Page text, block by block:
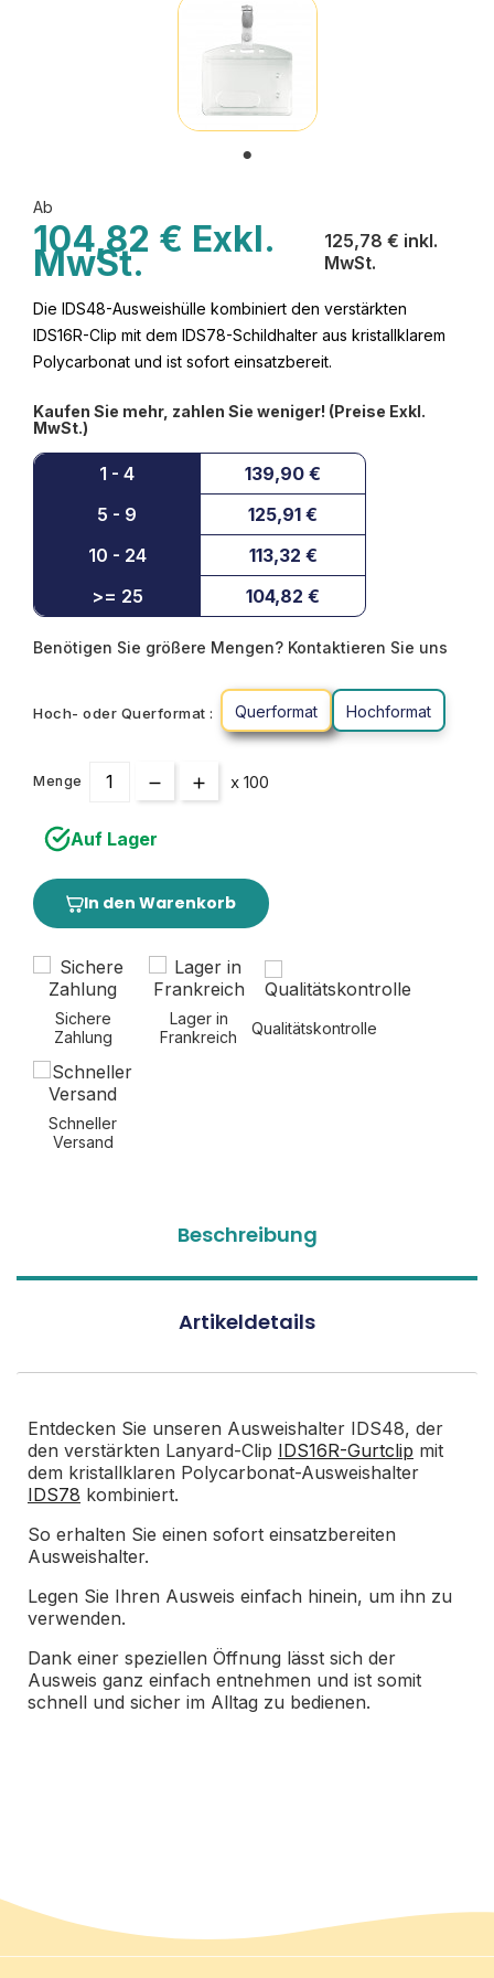
Ab
104,82 € Exkl.
MwSt.
125,78 € inkl.
MwSt.
Die IDS48-Ausweishülle kombiniert den verstärkten
IDS16R-Clip mit dem IDS78-Schildhalter aus kristallklarem
Polycarbonat und ist sofort einsatzbereit.
Kaufen Sie mehr, zahlen Sie weniger! (Preise Exkl.
MwSt.)
1 - 4
139,90 €
5 - 9
125,91 €
10 - 24
113,32 €
>= 25
104,82 €
Benötigen Sie größere Mengen? Kontaktieren Sie uns
Hoch- oder Querformat : Querformat Hochformat
Menge x 100
Auf Lager
In den Warenkorb
Sichere
Zahlung
Lager in
Frankreich
Qualitätskontrolle
Schneller
Versand
Beschreibung
Artikeldetails
Entdecken Sie unseren Ausweishalter IDS48, der
den verstärkten Lanyard-Clip IDS16R-Gurtclip mit
dem kristallklaren Polycarbonat-Ausweishalter
IDS78 kombiniert.
So erhalten Sie einen sofort einsatzbereiten
Ausweishalter.
Legen Sie Ihren Ausweis einfach hinein, um ihn zu
verwenden.
Dank einer speziellen Öffnung lässt sich der
Ausweis ganz einfach entnehmen und ist somit
schnell und sicher im Alltag zu bedienen.